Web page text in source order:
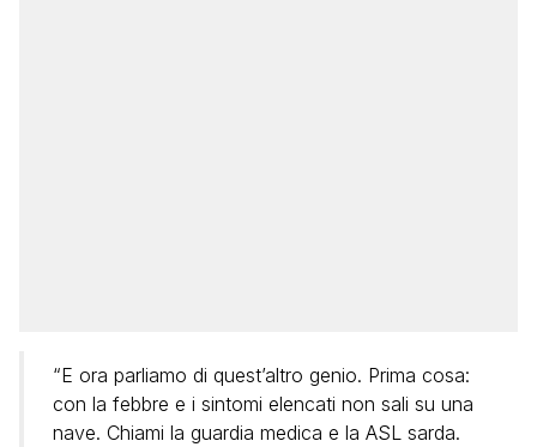
“E ora parliamo di quest’altro genio. Prima cosa:
con la febbre e i sintomi elencati non sali su una
nave. Chiami la guardia medica e la ASL sarda.